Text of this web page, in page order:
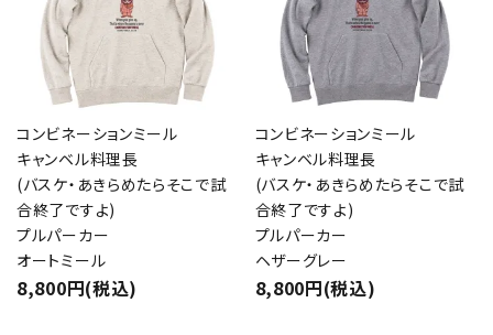
コンビネーションミール
キャンベル料理長
(バスケ・あきらめたらそこで試
合終了ですよ)
プルパーカー
オートミール
8,800円(税込)
コンビネーションミール
キャンベル料理長
(バスケ・あきらめたらそこで試
合終了ですよ)
プルパーカー
ヘザーグレー
8,800円(税込)